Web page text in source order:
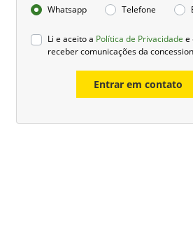
Whatsapp Telefone
Li e aceito a Política de Privacidade e
receber comunicações da
Entrar em contato